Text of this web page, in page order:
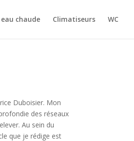
chaude Climatiseurs WC
Duboisier. Mon
des réseaux
Au sein du
que je rédige est